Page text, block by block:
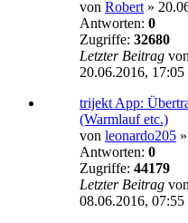
von Robert »
Antworten: 0
Zugriffe: 32680
Letzter Beitrag von
20.06.2016, 17:05
trijekt App:
(Warmlauf etc.)
von leonardo205 »
Antworten: 0
Zugriffe: 44179
Letzter Beitrag von
08.06.2016, 07:55